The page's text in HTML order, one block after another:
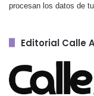
procesan los datos de
Editorial Calle